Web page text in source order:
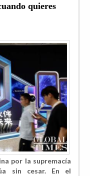
quieres
por la supremacía
sin cesar. En el